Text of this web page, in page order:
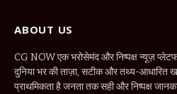
ABOUT US
CG NOW एक भरोसेमंद और निष्पक्ष न्यूज़
दुनिया भर की ताज़ा, सटीक और तथ्य-आधारित
प्राथमिकता है जनता तक सही और निष्पक्ष